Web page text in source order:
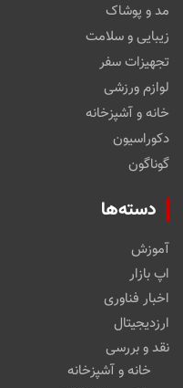
مد و پوشاک
زیبایی و سلامت
تجهیزات سفر
لوازم ورزشی
خانه و آشپزخانه
دکوراسیون
گوناگون
دسته‌ها
آموزش
اپ بازار
اخبار فناوری
ارزدیجیتال
نقد و بررسی
خانه و آشپزخانه